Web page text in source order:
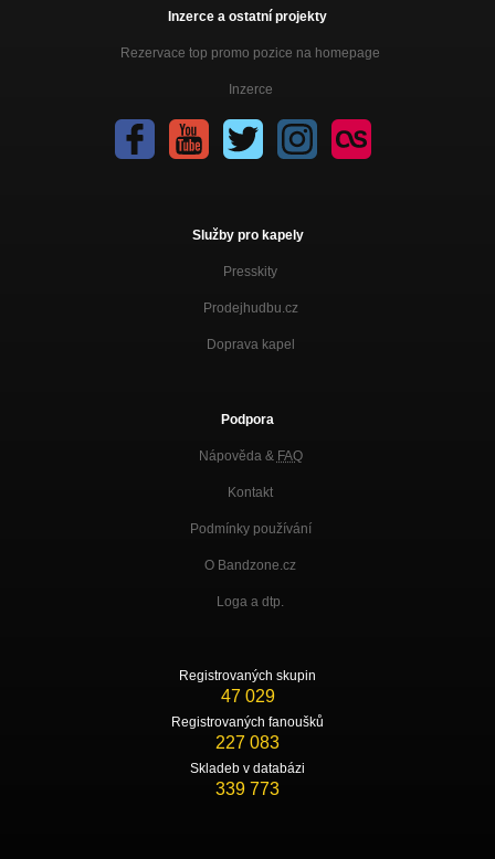
Inzerce a ostatní projekty
Rezervace top promo pozice na homepage
Inzerce
Služby pro kapely
Presskity
Prodejhudbu.cz
Doprava kapel
Podpora
Nápověda & FAQ
Kontakt
Podmínky používání
O Bandzone.cz
Loga a dtp.
Registrovaných skupin
47 029
Registrovaných fanoušků
227 083
Skladeb v databázi
339 773